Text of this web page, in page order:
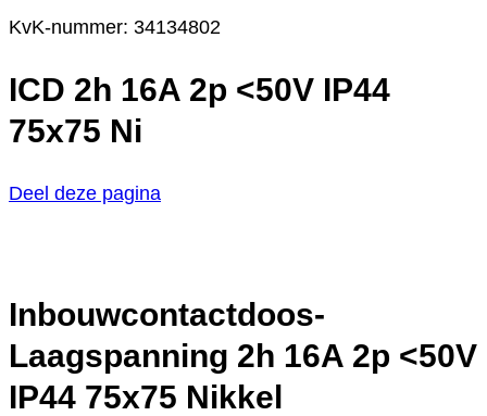
KvK-nummer: 34134802
ICD 2h 16A 2p <50V IP44
75x75 Ni
Deel deze pagina
Inbouwcontactdoos-
Laagspanning 2h 16A 2p <50V
IP44 75x75 Nikkel